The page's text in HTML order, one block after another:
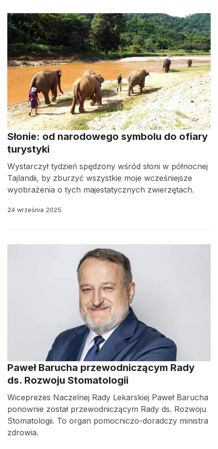
Słonie: od narodowego symbolu do ofiary
turystyki
Wystarczył tydzień spędzony wśród słoni w północnej
Tajlandii, by zburzyć wszystkie moje wcześniejsze
wyobrażenia o tych majestatycznych zwierzętach.
24 września 2025
Paweł Barucha przewodniczącym Rady
ds. Rozwoju Stomatologii
Wiceprezes Naczelnej Rady Lekarskiej Paweł Barucha
ponownie został przewodniczącym Rady ds. Rozwoju
Stomatologii. To organ pomocniczo-doradczy ministra
zdrowia.